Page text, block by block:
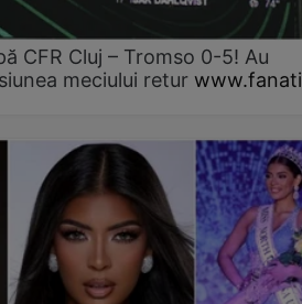
CFR Cluj – Tromso 0-5! Au
meciului retur